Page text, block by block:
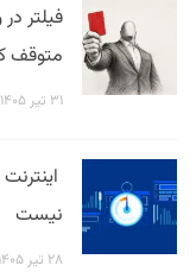
متوقف
۳۱ تیر ۱۴۰۵
نیست
۲۸ تیر ۱۴۰۵